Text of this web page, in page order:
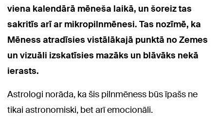
viena kalendārā mēneša laikā, un šoreiz tas
sakritīs arī ar mikropilnmēnesi. Tas nozīmē, ka
Mēness atradīsies vistālākajā punktā no Zemes
un vizuāli izskatīsies mazāks un blāvāks nekā
ierasts.
Astrologi norāda, ka šis pilnmēness būs īpašs ne
tikai astronomiski, bet arī emocionāli.